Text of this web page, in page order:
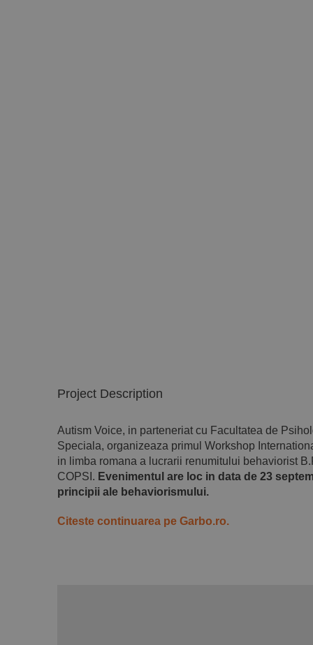
Project Description
Autism Voice, in parteneriat cu Facultatea de
Speciala, organizeaza primul Workshop
in limba romana a lucrarii renumitului behaviorist
COPSI. Evenimentul are loc in data de 23
principii ale behaviorismului.
Citeste continuarea pe Garbo.ro.